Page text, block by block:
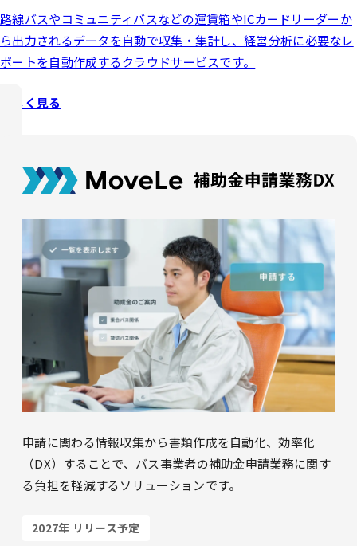
路線バスやコミュニティバスなどの運賃箱やICカードリーダーか
ら出力されるデータを自動で収集・集計し、経営分析に必要なレ
ポートを自動作成するクラウドサービスです。
詳しく見る
申請に関わる情報収集から書類作成を自動化、効率化
（DX）することで、 バス事業者の補助金申請業務に関す
る負担を軽減するソリューションです。
2027年 リリース予定